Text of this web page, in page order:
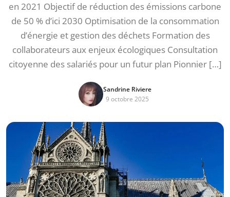
en 2021 Objectif de réduction des émissions carbone
de 50 % d’ici 2030 Optimisation de la consommation
d’énergie et gestion des déchets Formation des
collaborateurs aux enjeux écologiques Consultation
citoyenne des salariés pour un futur plan Pionnier […]
Sandrine Riviere
9 octobre 2025